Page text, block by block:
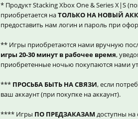
* Продукт Stacking Xbox One & Series X|S
приобретается наТОЛЬКО НА НОВЫЙ
предоставить нам логин и пароль при
** Игры приобретаются нами вручную
игры 20-30 минут в рабочее время,
приобретенные ночью покупаются нами
*** ПРОСЬБА БЫТЬ НА СВЯЗИ, если
ваш аккаунт (при покупке на аккаунт).
**** Игры ПО ПРЕДЗАКАЗАМ доступны на